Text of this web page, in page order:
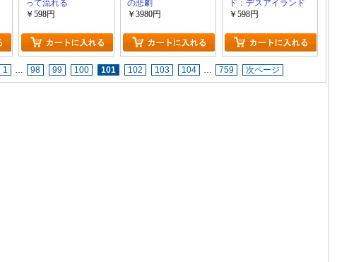
って流れる
￥598円
の悲劇
￥3980円
ド：デスアイランド
￥598円
1 … 98 99 100 101 102 103 104 … 759 次ページ